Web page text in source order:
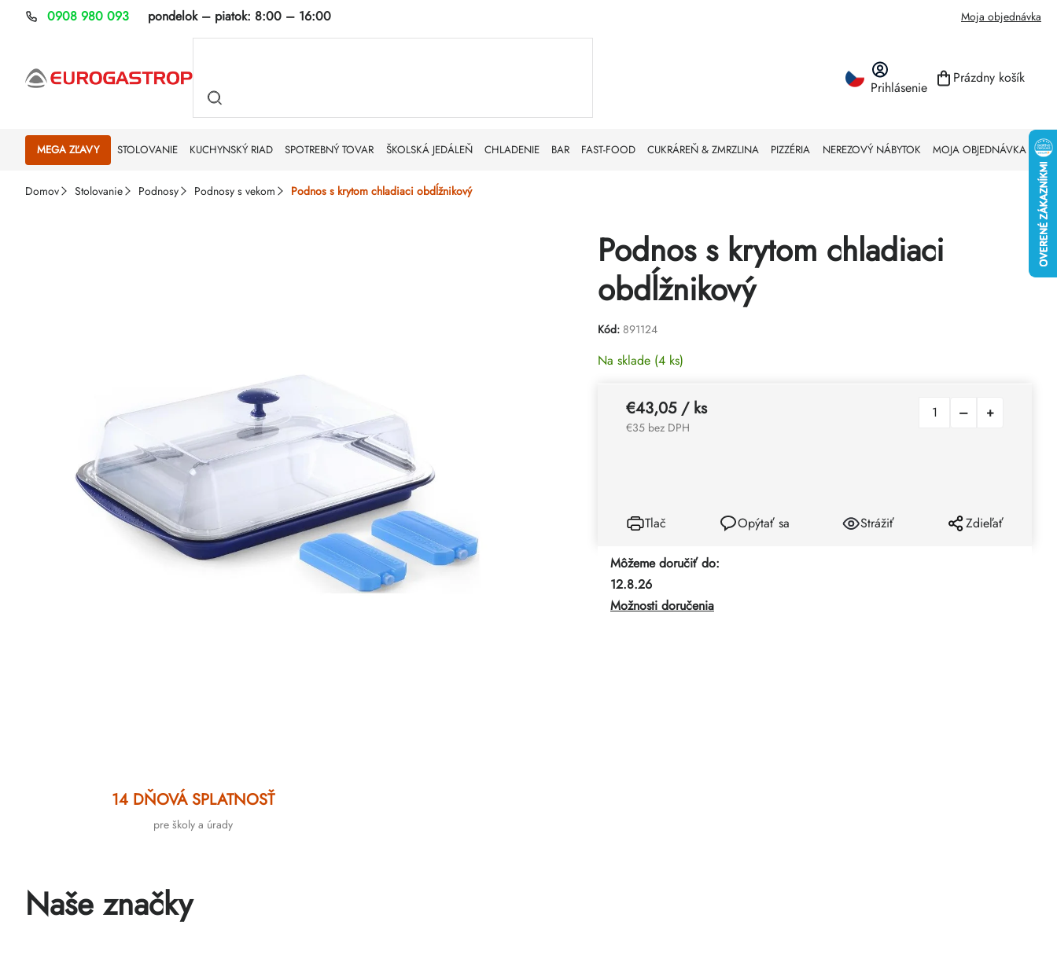
Prejsť
0908 980 093 pondelok – piatok: 8:00 – 16:00 Moja objednávka
Prihlásenie NÁKUPNÝ
Prázdny košík
MEGA ZĽAVY STOLOVANIE KUCHYNSKÝ RIAD SPOTREBNÝ TOVAR ŠKOLSKÁ JEDÁLEŇ CHLADENIE BAR FAST-FOOD CUKRÁREŇ & ZMRZLINA PIZZÉRIA NEREZOVÝ NÁBYTOK MOJA OBJEDNÁVKA
Domov Stolovanie Podnosy Podnosy s vekom Podnos s krytom chladiaci obdĺžnikový
Podnos s krytom chladiaci
obdĺžnikový
Kód: 891124
Na sklade (4 ks)
Môžeme doručiť do:
12.8.26
Možnosti doručenia
€43,05/ ks
€35 bez DPH
Tlač Opýtať sa Strážiť Zdieľať
14 DŇOVÁ SPLATNOSŤ
pre školy a úrady
Naše značky